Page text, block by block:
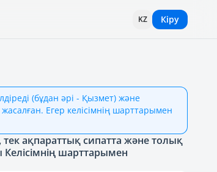
KZ Кіру
(бұдан әрі - Қызмет) және
Егер келісімнің шарттарымен
ақпараттық сипатта және толық
шарттарымен